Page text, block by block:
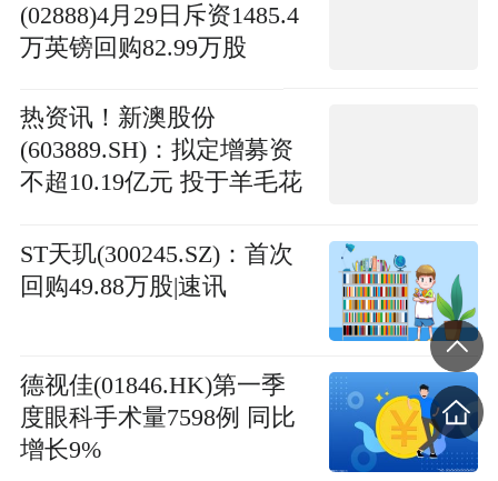
(02888)4月29日斥资1485.4
万英镑回购82.99万股
热资讯！新澳股份
(603889.SH)：拟定增募资
不超10.19亿元 投于羊毛花
目等
ST天玑(300245.SZ)：首次
回购49.88万股|速讯
德视佳(01846.HK)第一季
度眼科手术量7598例 同比
增长9%